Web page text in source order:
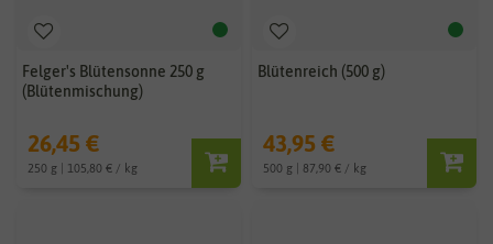
Felger's Blütensonne 250 g
(Blütenmischung)
26,45 €
250 g | 105,80 € / kg
Blütenreich (500 g)
43,95 €
500 g | 87,90 € / kg